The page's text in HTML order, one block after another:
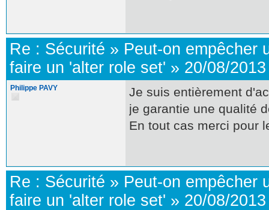
Re : Sécurité » Peut-on empêcher
faire un 'alter role set' » 20/08/
Philippe PAVY
Je suis entièrement
je garantie une qualité
En tout cas merci pour
Re : Sécurité » Peut-on empêcher
faire un 'alter role set' » 20/08/